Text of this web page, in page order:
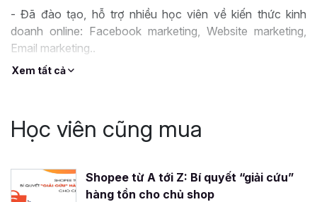
- Đã đào tạo, hỗ trợ nhiều học viên về kiến thức kinh
doanh online: Facebook marketing, Website marketing,
Email marketing..
Xem tất cả
Học viên cũng mua
Shopee từ A tới Z: Bí quyết “giải cứu”
hàng tồn cho chủ shop